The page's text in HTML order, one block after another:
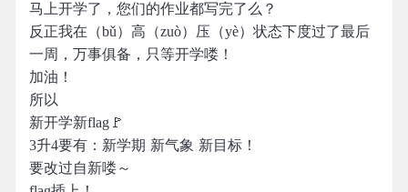
马上开学了，您们的作业都写完了么？
反正我在（bǔ）高（zuò）压（yè）状态下度过了最后
一周，万事俱备，只等开学喽！
加油！
所以
新开学新flag🚩
3升4要有：新学期 新气象 新目标！
要改过自新喽～